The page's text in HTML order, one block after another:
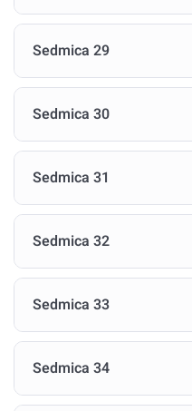
Sedmica 29
Sedmica 30
Sedmica 31
Sedmica 32
Sedmica 33
Sedmica 34